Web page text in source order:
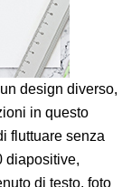
design diverso,
in questo
fluttuare senza
diapositive,
di testo, foto